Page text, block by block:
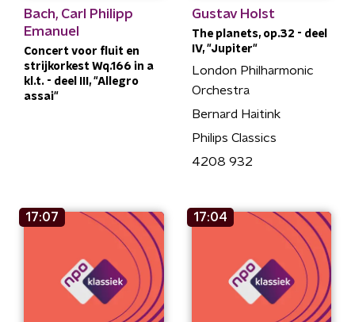
Bach, Carl Philipp
Emanuel
Concert voor fluit en
strijkorkest Wq.166 in a
kl.t. - deel III, "Allegro
assai"
Gustav Holst
The planets, op.32 - deel
IV, "Jupiter"
London Philharmonic
Orchestra
Bernard Haitink
Philips Classics
4208 932
17:07 17:04